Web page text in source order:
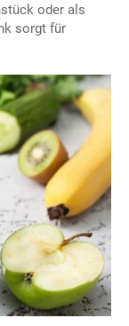
oder als
sorgt für